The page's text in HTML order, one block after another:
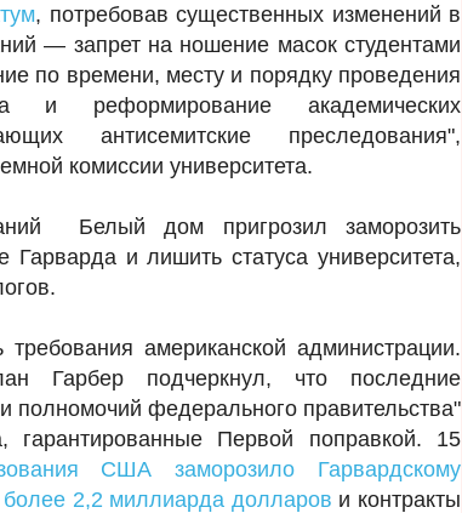
, потребовав существенных изменений в
— запрет на ношение масок студентами
по времени, месту и порядку проведения
и реформирование академических
антисемитские преследования",
комиссии университета.
Белый дом пригрозил заморозить
и лишить статуса университета,
американской администрации.
Гарбер подчеркнул, что последние
полномочий федерального правительства"
Первой поправкой. 15
США заморозило Гарвардскому
более 2,2 миллиарда долларов и контракты